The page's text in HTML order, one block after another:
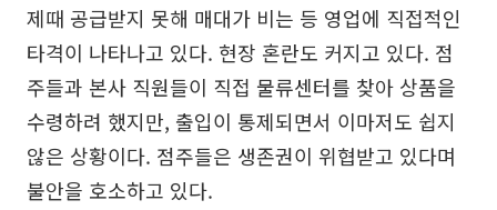
제때 공급받지 못해 매대가 비는 등 영업에 직접적인
타격이 나타나고 있다. 현장 혼란도 커지고 있다. 점
주들과 본사 직원들이 직접 물류센터를 찾아 상품을
수령하려 했지만, 출입이 통제되면서 이마저도 쉽지
않은 상황이다. 점주들은 생존권이 위협받고 있다며
불안을 호소하고 있다.